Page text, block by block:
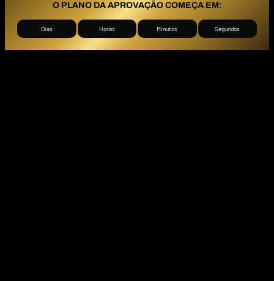
O PLANO DA APROVAÇÃO COMEÇA EM:
Dias Horas Minutos Segundos